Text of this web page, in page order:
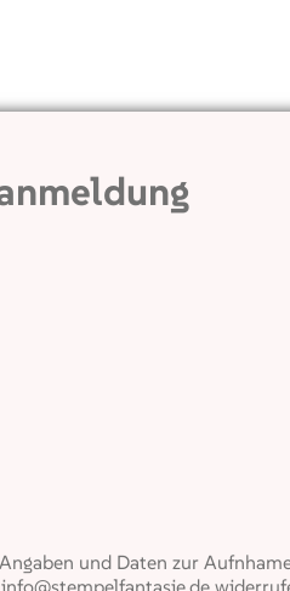
und Daten zur